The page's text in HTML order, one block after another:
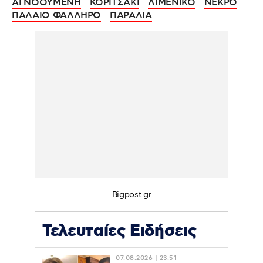
ΠΑΛΑΙΟ ΦΑΛΛΗΡΟ
ΠΑΡΑΛΙΑ
Bigpost.gr
Τελευταίες Ειδήσεις
07.08.2026 | 23:51